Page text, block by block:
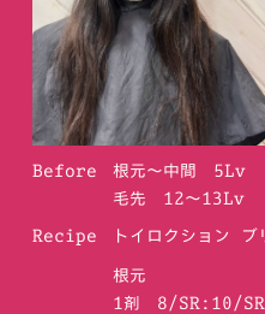
Before
根元〜中間 5Lv
毛先 12〜13Lv
Recipe トイロクション ブ
根元
1剤 8/SR:10/